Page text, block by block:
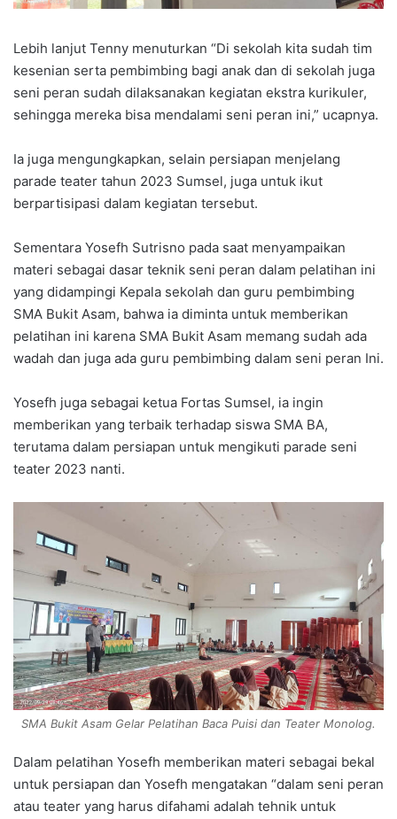
Lebih lanjut Tenny menuturkan “Di sekolah kita sudah tim
kesenian serta pembimbing bagi anak dan di sekolah juga
seni peran sudah dilaksanakan kegiatan ekstra kurikuler,
sehingga mereka bisa mendalami seni peran ini,” ucapnya.
Ia juga mengungkapkan, selain persiapan menjelang
parade teater tahun 2023 Sumsel, juga untuk ikut
berpartisipasi dalam kegiatan tersebut.
Sementara Yosefh Sutrisno pada saat menyampaikan
materi sebagai dasar teknik seni peran dalam pelatihan ini
yang didampingi Kepala sekolah dan guru pembimbing
SMA Bukit Asam, bahwa ia diminta untuk memberikan
pelatihan ini karena SMA Bukit Asam memang sudah ada
wadah dan juga ada guru pembimbing dalam seni peran Ini.
Yosefh juga sebagai ketua Fortas Sumsel, ia ingin
memberikan yang terbaik terhadap siswa SMA BA,
terutama dalam persiapan untuk mengikuti parade seni
teater 2023 nanti.
SMA Bukit Asam Gelar Pelatihan Baca Puisi dan Teater Monolog.
Dalam pelatihan Yosefh memberikan materi sebagai bekal
untuk persiapan dan Yosefh mengatakan “dalam seni peran
atau teater yang harus difahami adalah tehnik untuk